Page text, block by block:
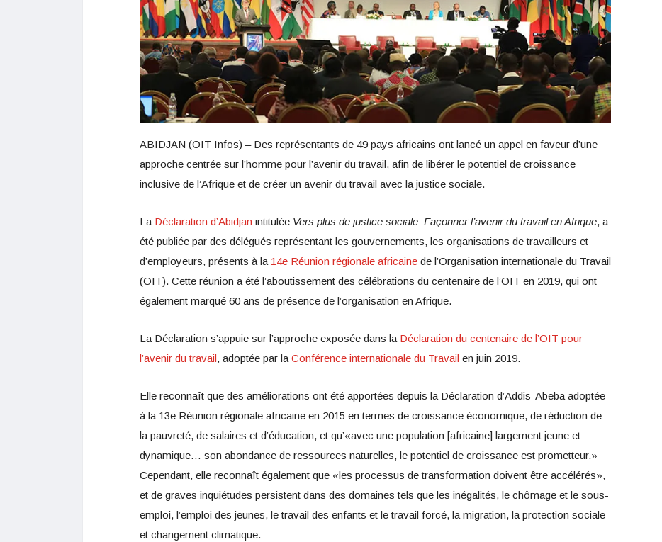
ABIDJAN (OIT Infos) – Des représentants de 49 pays africains ont lancé un appel en faveur d’une
approche centrée sur l’homme pour l’avenir du travail, afin de libérer le potentiel de croissance
inclusive de l’Afrique et de créer un avenir du travail avec la justice sociale.
La Déclaration d’Abidjan intitulée Vers plus de justice sociale: Façonner l’avenir du travail en Afrique, a
été publiée par des délégués représentant les gouvernements, les organisations de travailleurs et
d’employeurs, présents à la 14e Réunion régionale africaine de l’Organisation internationale du Travail
(OIT). Cette réunion a été l’aboutissement des célébrations du centenaire de l’OIT en 2019, qui ont
également marqué 60 ans de présence de l’organisation en Afrique.
La Déclaration s’appuie sur l’approche exposée dans la Déclaration du centenaire de l’OIT pour
l’avenir du travail, adoptée par la Conférence internationale du Travail en juin 2019.
Elle reconnaît que des améliorations ont été apportées depuis la Déclaration d’Addis-Abeba adoptée
à la 13e Réunion régionale africaine en 2015 en termes de croissance économique, de réduction de
la pauvreté, de salaires et d’éducation, et qu’«avec une population [africaine] largement jeune et
dynamique… son abondance de ressources naturelles, le potentiel de croissance est prometteur.»
Cependant, elle reconnaît également que «les processus de transformation doivent être accélérés»,
et de graves inquiétudes persistent dans des domaines tels que les inégalités, le chômage et le sous-
emploi, l’emploi des jeunes, le travail des enfants et le travail forcé, la migration, la protection sociale
et changement climatique.